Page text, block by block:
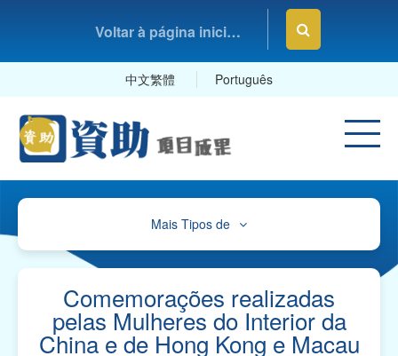
Voltar à página inicial da Fundação Macau
中文繁體 Português
Mais Tipos de
Cultura, Desporto e Lazer
Educação e Estudos
Saúde e Higiene
Comemorações realizadas
pelas Mulheres do Interior da
China e de Hong Kong e Macau